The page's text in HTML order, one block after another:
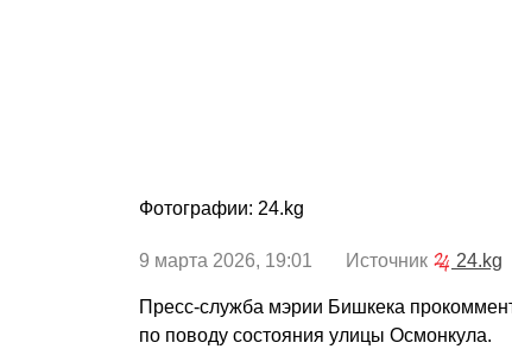
Фотографии: 24.kg
9 марта 2026, 19:01 Источник 24.kg
Пресс-служба мэрии Бишкека
по поводу состояния улицы Осмонкула.